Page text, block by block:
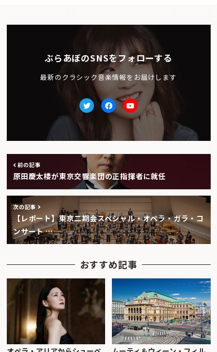
ぶらあぼのSNSをフォローする
最新のクラシック音楽情報をお届けします
TwitterfacebookYoutube
前の記事
原田慶太楼が東京交響楽団の正指揮者に就任
次の記事
【レポート】東京二期会スペシャル・オペラ・ガラ・コ
ンサート …
おすすめ記事